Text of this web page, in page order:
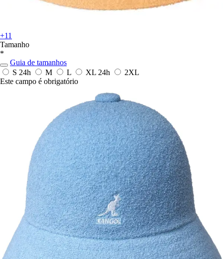
+11
Tamanho
*
Guia de tamanhos
S 24h M L XL 24h
2XL
Este campo é obrigatório